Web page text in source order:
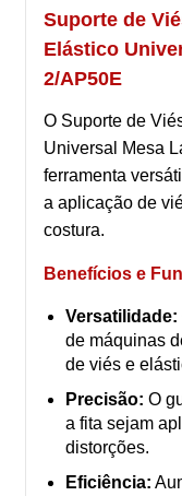
Suporte de
Elástico
2/AP50E
O Suporte de
Universal Mesa
ferramenta
a aplicação de
costura.
Benefícios e
Versatilidade:
de máquinas
de viés e
Precisão: O
a fita sejam
distorções.
Eficiência: